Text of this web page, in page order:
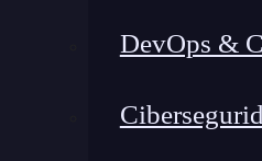
DevOps &
Montana